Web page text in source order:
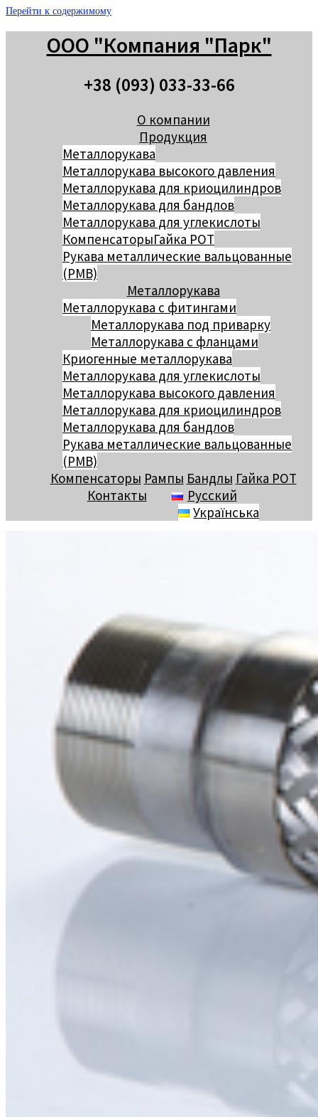
Перейти к содержимому
ООО "Компания "Парк"
+38 (093) 033-33-66
О компании
Продукция
Металлорукава
Металлорукава высокого давления
Металлорукава для криоцилиндров
Металлорукава для бандлов
Металлорукава для углекислоты
КомпенсаторыГайка РОТ
Рукава металлические вальцованные
(РМВ)
Металлорукава
Металлорукава с фитингами
Металлорукава под приварку
Металлорукава с фланцами
Криогенные металлорукава
Металлорукава для углекислоты
Металлорукава высокого давления
Металлорукава для криоцилиндров
Металлорукава для бандлов
Рукава металлические вальцованные
(РМВ)
Компенсаторы Рампы Бандлы Гайка РОТ
Контакты
Русский
Українська